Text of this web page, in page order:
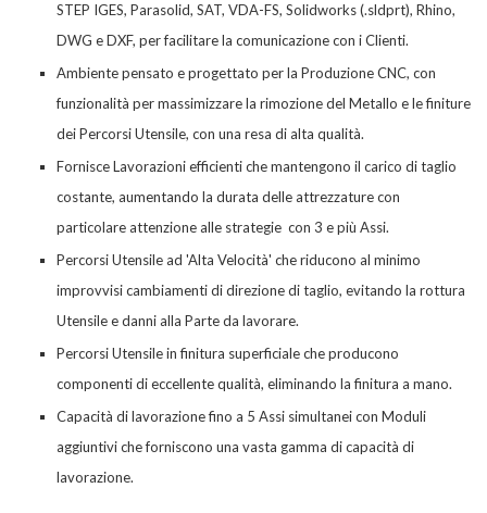
STEP IGES, Parasolid, SAT, VDA-FS, Solidworks (.sldprt), Rhino,
DWG e DXF, per facilitare la comunicazione con i Clienti.
Ambiente pensato e progettato per la Produzione CNC, con
funzionalità per massimizzare la rimozione del Metallo e le finiture
dei Percorsi Utensile, con una resa di alta qualità.
Fornisce Lavorazioni efficienti che mantengono il carico di taglio
costante, aumentando la durata delle attrezzature con
particolare attenzione alle strategie con 3 epiù Assi.
Percorsi Utensile ad 'Alta Velocità' che riducono al minimo
improvvisi cambiamenti di direzione di taglio, evitando la rottura
Utensile e danni alla Parte da lavorare.
Percorsi Utensilein finitura superficialeche producono
componenti dieccellentequalità, eliminando la finitura a mano.
Capacità di lavorazione fino a 5 Assi simultanei con Moduli
aggiuntivi che forniscono una vasta gamma di capacità di
lavorazione.